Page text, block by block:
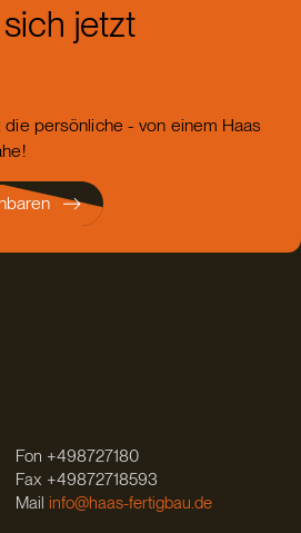
jetzt
persönliche - von einem Haas
Fon +498727180
Fax +49872718593
Mail info@haas-fertigbau.de